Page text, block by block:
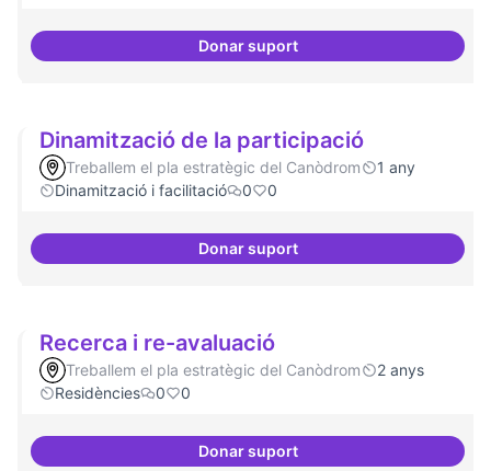
Donar suportEspai grades democràtiques
Dinamització de la participació
Treballem el pla estratègic del Canòdrom
1 any
Dinamització i facilitació
0 0
Donar suportDinamització de la participació
Recerca i re-avaluació
Treballem el pla estratègic del Canòdrom
2 anys
Residències
0 0
Donar suportRecerca i re-avaluació